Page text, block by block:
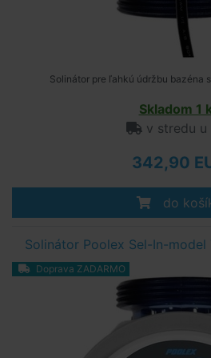
Solinátor pre ľahkú údržbu bazéna
Skladom 1
v stredu u
342,90
do
Solinátor Poolex Sel-In-
Doprava ZADARMO